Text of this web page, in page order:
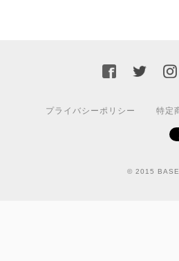
プライバシーポリシー 特定
© 2015 BASE.